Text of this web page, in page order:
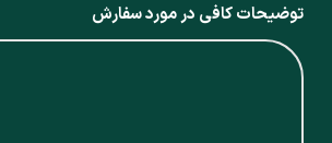
توضیحات کافی در مورد سفارش